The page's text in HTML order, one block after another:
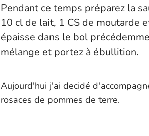
Pendant ce temps préparez la
10 cl de lait, 1 CS de moutarde
épaisse dans le bol
mélange et portez à ébullition.
Aujourd'hui j'ai decidé
rosaces de pommes de terre.